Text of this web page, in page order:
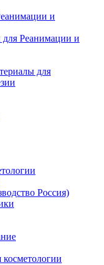
и
для Реанимации и
для
Россия)